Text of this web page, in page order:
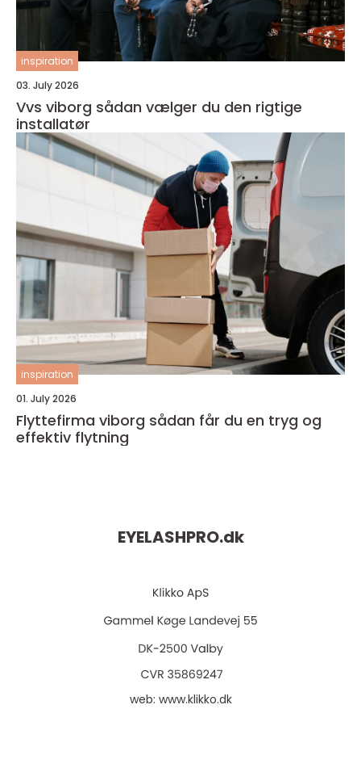
inspiration
03. July 2026
Vvs viborg sådan vælger du den rigtige
installatør
inspiration
01. July 2026
Flyttefirma viborg sådan får du en tryg og
effektiv flytning
EYELASHPRO.dk
web: www.klikko.dk